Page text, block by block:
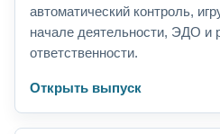
автоматический контроль,
начале деятельности, ЭДО и
ответственности.
Открыть выпуск